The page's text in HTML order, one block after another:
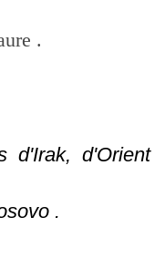
.
d'Irak, d'Orient
.